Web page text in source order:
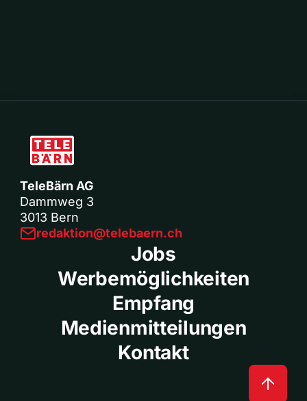
TeleBärn AG
Dammweg 3
3013 Bern
redaktion@telebaern.ch
Jobs
Werbemöglichkeiten
Empfang
Medienmitteilungen
Kontakt